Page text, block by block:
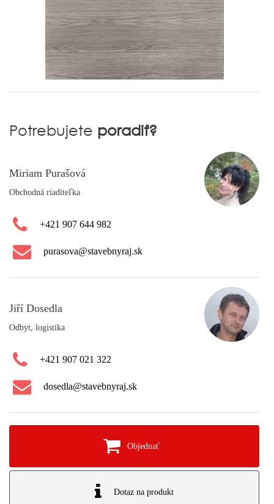
Potrebujete poradiť?
Miriam Purašová
Obchodná riaditeľka
+421 907 644 982
purasova@stavebnyraj.sk
Jiří Dosedla
Odbyt, logistika
+421 907 021 322
dosedla@stavebnyraj.sk
Objednať
Dotaz na produkt